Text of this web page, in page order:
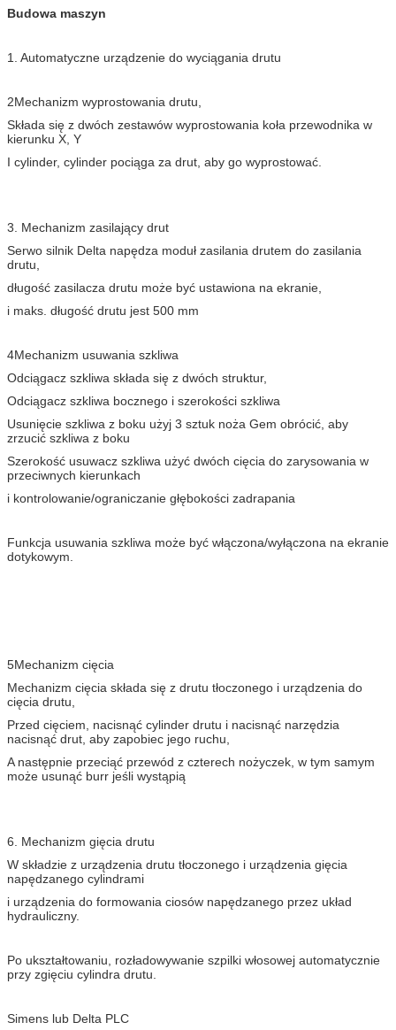
Budowa maszyn
1. Automatyczne urządzenie do wyciągania drutu
2Mechanizm wyprostowania drutu,
Składa się z dwóch zestawów wyprostowania koła przewodnika w
kierunku X, Y
I cylinder, cylinder pociąga za drut, aby go wyprostować.
3. Mechanizm zasilający drut
Serwo silnik Delta napędza moduł zasilania drutem do zasilania
drutu,
długość zasilacza drutu może być ustawiona na ekranie,
i maks. długość drutu jest 500 mm
4Mechanizm usuwania szkliwa
Odciągacz szkliwa składa się z dwóch struktur,
Odciągacz szkliwa bocznego i szerokości szkliwa
Usunięcie szkliwa z boku użyj 3 sztuk noża Gem obrócić, aby
zrzucić szkliwa z boku
Szerokość usuwacz szkliwa użyć dwóch cięcia do zarysowania w
przeciwnych kierunkach
i kontrolowanie/ograniczanie głębokości zadrapania
Funkcja usuwania szkliwa może być włączona/wyłączona na ekranie
dotykowym.
5Mechanizm cięcia
Mechanizm cięcia składa się z drutu tłoczonego i urządzenia do
cięcia drutu,
Przed cięciem, nacisnąć cylinder drutu i nacisnąć narzędzia
nacisnąć drut, aby zapobiec jego ruchu,
A następnie przeciąć przewód z czterech nożyczek, w tym samym
może usunąć burr jeśli wystąpią
6. Mechanizm gięcia drutu
W składzie z urządzenia drutu tłoczonego i urządzenia gięcia
napędzanego cylindrami
i urządzenia do formowania ciosów napędzanego przez układ
hydrauliczny.
Po ukształtowaniu, rozładowywanie szpilki włosowej automatycznie
przy zgięciu cylindra drutu.
Simens lub Delta PLC